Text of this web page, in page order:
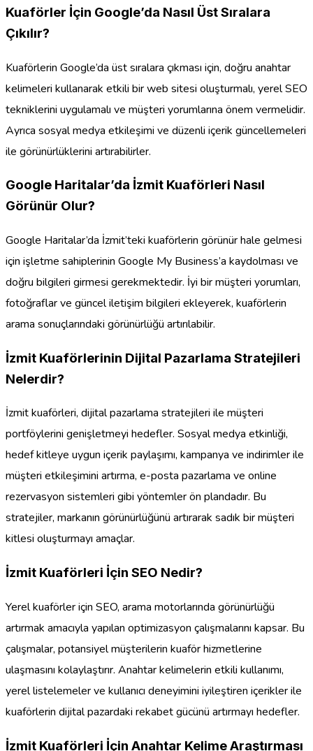
Kuaförler İçin Google’da Nasıl Üst Sıralara
Çıkılır?
Kuaförlerin Google’da üst sıralara çıkması için, doğru anahtar
kelimeleri kullanarak etkili bir web sitesi oluşturmalı, yerel SEO
tekniklerini uygulamalı ve müşteri yorumlarına önem vermelidir.
Ayrıca sosyal medya etkileşimi ve düzenli içerik güncellemeleri
ile görünürlüklerini artırabilirler.
Google Haritalar’da İzmit Kuaförleri Nasıl
Görünür Olur?
Google Haritalar’da İzmit’teki kuaförlerin görünür hale gelmesi
için işletme sahiplerinin Google My Business’a kaydolması ve
doğru bilgileri girmesi gerekmektedir. İyi bir müşteri yorumları,
fotoğraflar ve güncel iletişim bilgileri ekleyerek, kuaförlerin
arama sonuçlarındaki görünürlüğü artırılabilir.
İzmit Kuaförlerinin Dijital Pazarlama Stratejileri
Nelerdir?
İzmit kuaförleri, dijital pazarlama stratejileri ile müşteri
portföylerini genişletmeyi hedefler. Sosyal medya etkinliği,
hedef kitleye uygun içerik paylaşımı, kampanya ve indirimler ile
müşteri etkileşimini artırma, e-posta pazarlama ve online
rezervasyon sistemleri gibi yöntemler ön plandadır. Bu
stratejiler, markanın görünürlüğünü artırarak sadık bir müşteri
kitlesi oluşturmayı amaçlar.
İzmit Kuaförleri İçin SEO Nedir?
Yerel kuaförler için SEO, arama motorlarında görünürlüğü
artırmak amacıyla yapılan optimizasyon çalışmalarını kapsar. Bu
çalışmalar, potansiyel müşterilerin kuaför hizmetlerine
ulaşmasını kolaylaştırır. Anahtar kelimelerin etkili kullanımı,
yerel listelemeler ve kullanıcı deneyimini iyileştiren içerikler ile
kuaförlerin dijital pazardaki rekabet gücünü artırmayı hedefler.
İzmit Kuaförleri İçin Anahtar Kelime Araştırması